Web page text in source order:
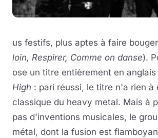
us festifs, plus aptes à faire
loin, Respirer, Comme on danse).
ose un titre entièrement en
High : pari réussi, le titre n'a rien à
classique du heavy metal. Mais à
pas d'inventions musicales, le
métal, dont la fusion est